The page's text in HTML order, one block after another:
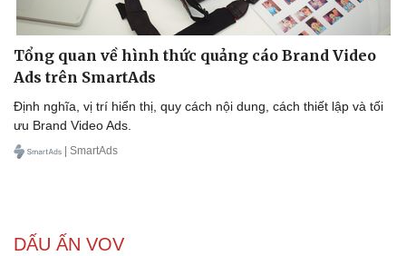
Tổng quan về hình thức quảng cáo Brand Video
Ads trên SmartAds
Định nghĩa, vị trí hiển thị, quy cách nội dung, cách thiết lập và tối
ưu Brand Video Ads.
| SmartAds
DẤU ẤN VOV